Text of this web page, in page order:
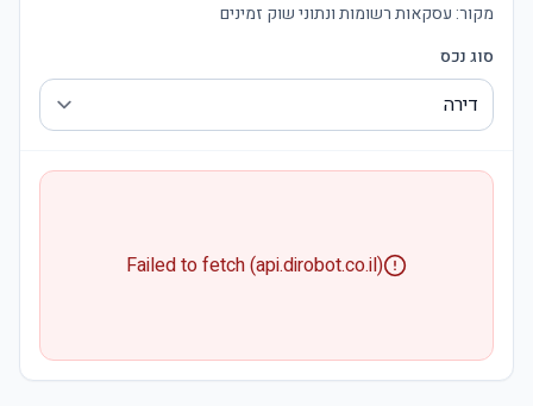
מקור: עסקאות רשומות ונתוני שוק זמינים
סוג נכס
Failed to fetch (api.dirobot.co.il)